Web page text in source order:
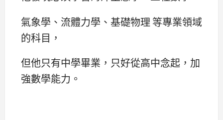
氣象學、流體力學、基礎物理 等專業領域
的科目，
但他只有中學畢業，只好從高中念起，加
強數學能力。